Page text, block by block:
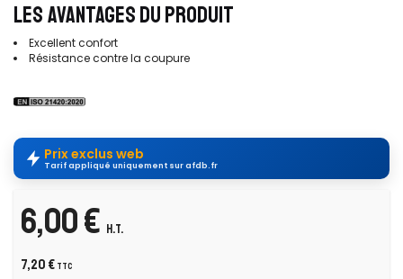
LES AVANTAGES DU PRODUIT
Excellent confort
Résistance contre la coupure
Prix exclus web
Tarif appliqué uniquement sur afdb.fr
6,00 € H.T.
7,20 € TTC